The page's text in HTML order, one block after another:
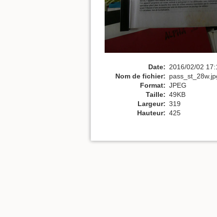
Date: 2016/02/02
Nom de fichier:
Format: JPEG
Taille: 49KB
Largeur: 319
Hauteur: 425